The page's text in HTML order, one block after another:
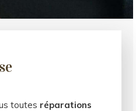
toutes réparations